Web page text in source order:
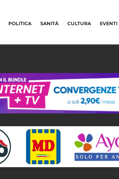
POLITICA SANITÀ CULTURA EVENTI